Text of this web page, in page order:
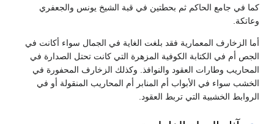
كما في جامع الحاكم ثم بحطتين في قبة الشيخ يونس والجعفري
وعاتكة.
أما الزخارف المعمارية فقد بلغت الغاية في الجمال سواء أكانت في
الجص أم في الكتابة الكوفية المزهرة التي كانت تحتل الصدارة في
المحاريب وطارات العقود والنوافذ. وكذلك الزخارف المحفورة في
الخشب سواء في الأبواب أم المنابر أم المحاريب المنقولة أو في
الروابط الخشبية التي تربط العقود.